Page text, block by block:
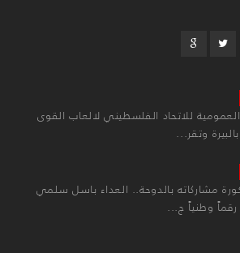
العمومية للاتحاد الفلسطيني لالعاب القوى
وتقر...
مشاركاته بالدوحة.. العداء باسل سلمي
وطنياً ج...